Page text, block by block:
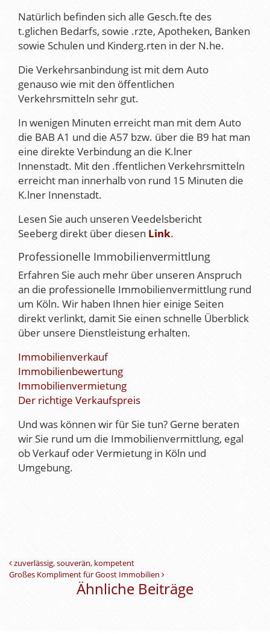
Natürlich befinden sich alle Gesch.fte des
t.glichen Bedarfs, sowie .rzte, Apotheken, Banken
sowie Schulen und Kinderg.rten in der N.he.
Die Verkehrsanbindung ist mit dem Auto
genauso wie mit den öffentlichen
Verkehrsmitteln sehr gut.
In wenigen Minuten erreicht man mit dem Auto
die BAB A1 und die A57 bzw. über die B9 hat man
eine direkte Verbindung an die K.lner
Innenstadt. Mit den .ffentlichen Verkehrsmitteln
erreicht man innerhalb von rund 15 Minuten die
K.lner Innenstadt.
Lesen Sie auch unseren Veedelsbericht
Seeberg direkt über diesen Link.
Professionelle Immobilienvermittlung
Erfahren Sie auch mehr über unseren Anspruch
an die professionelle Immobilienvermittlung rund
um Köln. Wir haben Ihnen hier einige Seiten
direkt verlinkt, damit Sie einen schnelle Überblick
über unsere Dienstleistung erhalten.
Immobilienverkauf
Immobilienbewertung
Immobilienvermietung
Der richtige Verkaufspreis
Und was können wir für Sie tun? Gerne beraten
wir Sie rund um die Immobilienvermittlung, egal
ob Verkauf oder Vermietung in Köln und
Umgebung.
Beitrags-Navigation
zuverlässig, souverän, kompetent
Großes Kompliment für Goost Immobilien
Ähnliche Beiträge